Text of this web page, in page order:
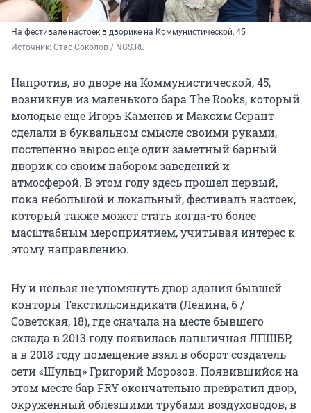
На фестивале настоек в дворике на Коммунистической, 45
Источник: Стас Соколов / NGS.RU
Напротив, во дворе на Коммунистической, 45,
возникнув из маленького бара The Rooks, который
молодые еще Игорь Каменев и Максим Серант
сделали в буквальном смысле своими руками,
постепенно вырос еще один заметный барный
дворик со своим набором заведений и
атмосферой. В этом году здесь прошел первый,
пока небольшой и локальный, фестиваль настоек,
который также может стать когда-то более
масштабным мероприятием, учитывая интерес к
этому направлению.
Ну и нельзя не упомянуть двор здания бывшей
конторы Текстильсиндиката (Ленина, 6 /
Советская, 18), где сначала на месте бывшего
склада в 2013 году появилась лапшичная ЛПШБР,
а в 2018 году помещение взял в оборот создатель
сети «Шульц» Григорий Морозов. Появившийся на
этом месте бар FRY окончательно превратил двор,
окруженный облезшими трубами воздуховодов, в